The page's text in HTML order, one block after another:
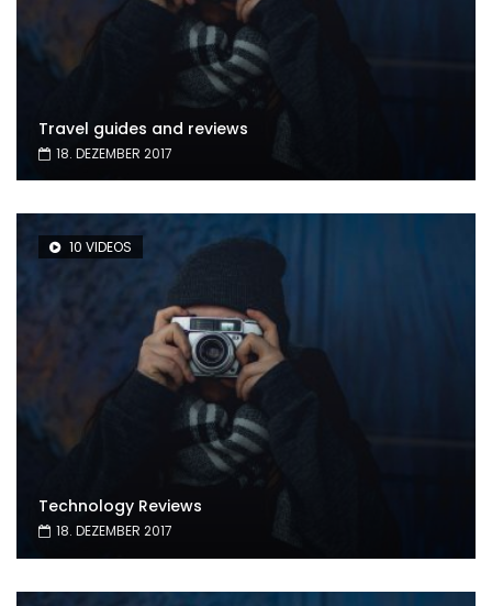
Travel guides and reviews
18. DEZEMBER 2017
10 VIDEOS
Technology Reviews
18. DEZEMBER 2017